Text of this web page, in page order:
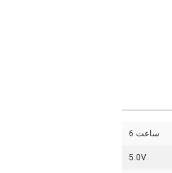
ساعت 6
5.0V